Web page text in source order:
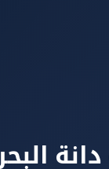
البحرين